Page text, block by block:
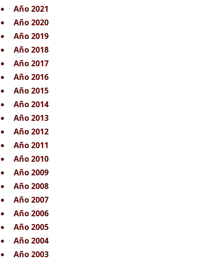
Año 2021
Año 2020
Año 2019
Año 2018
Año 2017
Año 2016
Año 2015
Año 2014
Año 2013
Año 2012
Año 2011
Año 2010
Año 2009
Año 2008
Año 2007
Año 2006
Año 2005
Año 2004
Año 2003